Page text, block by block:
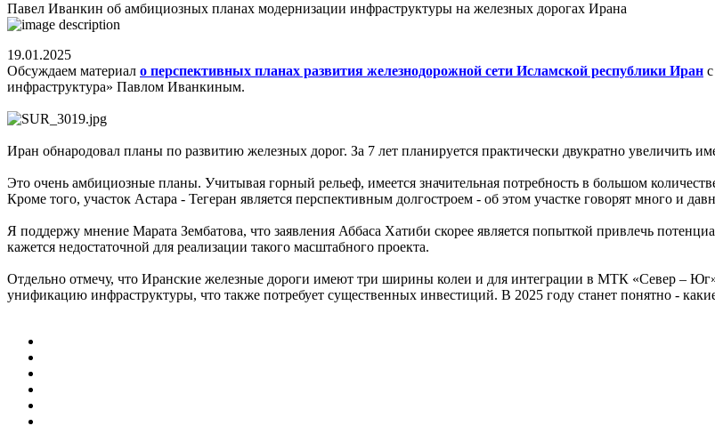
Павел Иванкин об амбициозных планах модернизации инфраструктуры на железных дорогах Ирана
19.01.2025
Обсуждаем материал о перспективных планах развития железнодорожной сети Исламской республики Иран
инфраструктура» Павлом Иванкиным.
Иран обнародовал планы по развитию железных дорог. За 7 лет планируется практически двукратно увеличить
Это очень амбициозные планы. Учитывая горный рельеф, имеется значительная потребность в большом
Кроме того, участок Астара - Тегеран является перспективным долгостроем - об этом участке говорят много и
Я поддержу мнение Марата Зембатова, что заявления Аббаса Хатиби скорее является попыткой привлечь
кажется недостаточной для реализации такого масштабного проекта.
Отдельно отмечу, что Иранские железные дороги имеют три ширины колеи и для интеграции в МТК «Север –
унификацию инфраструктуры, что также потребует существенных инвестиций. В 2025 году станет понятно -